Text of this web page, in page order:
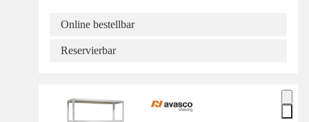
Online bestellbar
Reservierbar